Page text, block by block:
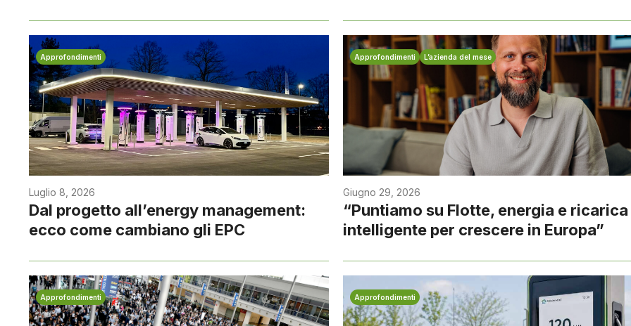
Approfondimenti
Luglio 8, 2026
Dal progetto all’energy management:
ecco come cambiano gli EPC
Approfondimenti L’azienda del mese
Giugno 29, 2026
“Puntiamo su Flotte, energia e ricarica
intelligente per crescere in Europa”
Approfondimenti Approfondimenti